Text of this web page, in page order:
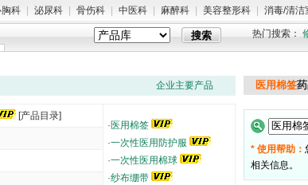
科 泌尿科 骨伤科 中医科 麻醉科 美容整形科 消毒/清洁
热门搜索：
医用棉签
* 使用帮助：
相关信息。
企业主要产品
[产品目录]
· 医用棉签
·一次性医用防护服
·一次性医用棉球
·纱布绷带